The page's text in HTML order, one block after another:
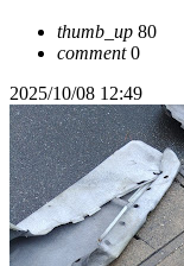
thumb_up 80
comment0
2025/10/08 12:49